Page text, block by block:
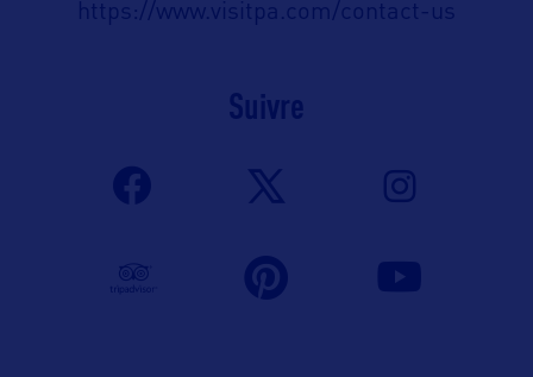
https://www.visitpa.com/contact-us
Suivre